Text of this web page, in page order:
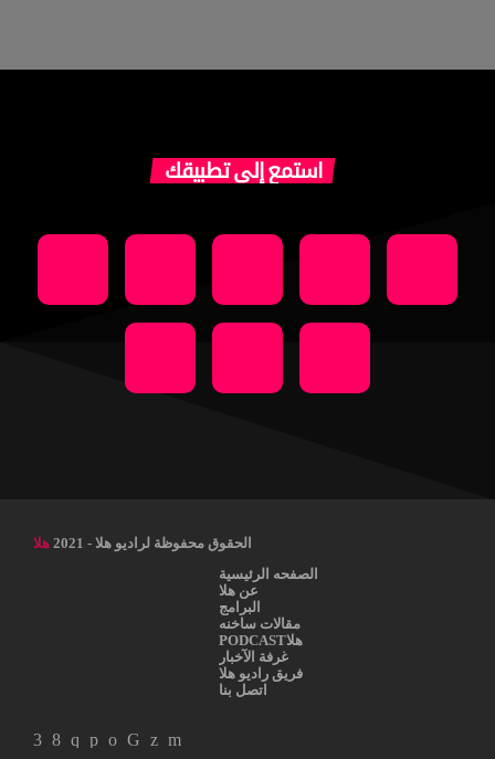
استمع إلى تطبيقك
الحقوق محفوظة لراديو هلا - 2021
هلا
الصفحه الرئيسية
عن هلا
البرامج
مقالات ساخنه
هلاPODCAST
غرفة الآخبار
فريق راديو هلا
اتصل بنا